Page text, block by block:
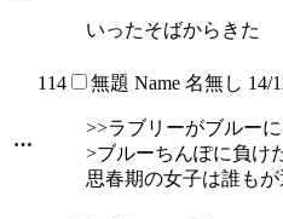
いったそばからきた
…
114 無題 Name 名無し 14/
>>ラブリーがブルー
>ブルーちんぽに負け
思春期の女子は誰も